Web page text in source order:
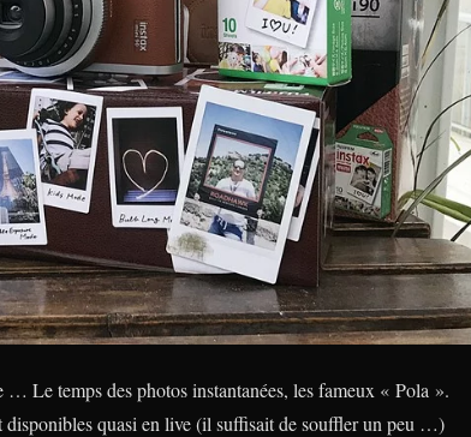
Le temps des photos instantanées, les fameux « Pola ».
disponibles quasi en live (il suffisait de souffler un peu …)